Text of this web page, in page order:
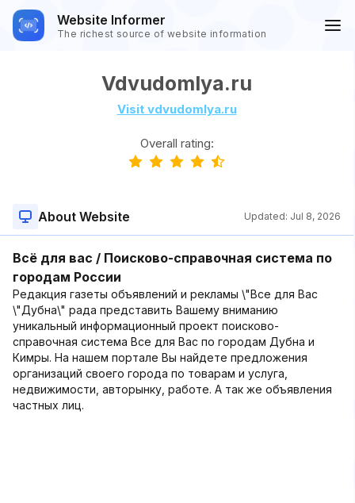
Website Informer
The richest source of website information
Vdvudomlya.ru
Visit vdvudomlya.ru
Overall rating:
About Website Updated: Jul 8, 2026
Всё для вас / Поисково-справочная система по
городам России
Редакция газеты объявлений и рекламы \"Все для Вас
\"Дубна\" рада представить Вашему вниманию
уникальный информационный проект поисково-
справочная система Все для Вас по городам Дубна и
Кимры. На нашем портале Вы найдете предложения
организаций своего города по товарам и услуга,
недвижимости, авторынку, работе. А так же объявления
частных лиц.